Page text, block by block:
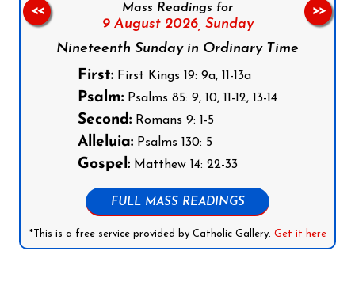
Mass Readings for
9 August 2026, Sunday
Nineteenth Sunday in Ordinary Time
First: First Kings 19: 9a, 11-13a
Psalm: Psalms 85: 9, 10, 11-12, 13-14
Second: Romans 9: 1-5
Alleluia: Psalms 130: 5
Gospel: Matthew 14: 22-33
FULL MASS READINGS
*This is a free service provided by Catholic Gallery. Get it here
<< >>